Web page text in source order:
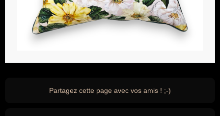
Partagez cette page avec vos amis ! ;-)